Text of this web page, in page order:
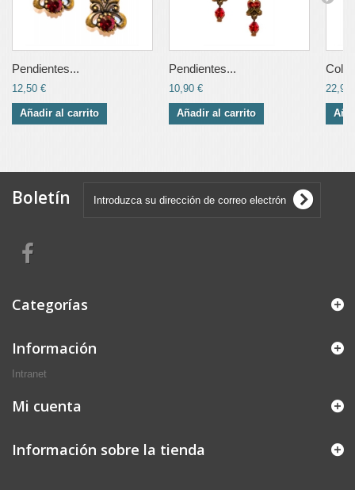
Pendientes...
12,50 €
Añadir al carrito
Pendientes...
10,90 €
Añadir al carrito
22,90
Boletín
Categorías
Información
Intranet
Mi cuenta
Información sobre la tienda